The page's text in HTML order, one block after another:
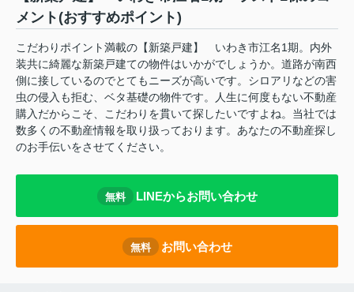
メント(おすすめポイント)
こだわりポイント満載の【新築戸建】 いわき市江名1期。内外
装共に綺麗な新築戸建ての物件はいかがでしょうか。道路が南西
側に接しているのでとてもニーズが高いです。シロアリなどの害
虫の侵入も拒む、ベタ基礎の物件です。人生に何度もない不動産
購入だからこそ、こだわりを貫いて探したいですよね。当社では
数多くの不動産情報を取り扱っております。あなたの不動産探し
のお手伝いをさせてください。
無料 LINEからお問い合わせ
無料 お問い合わせ